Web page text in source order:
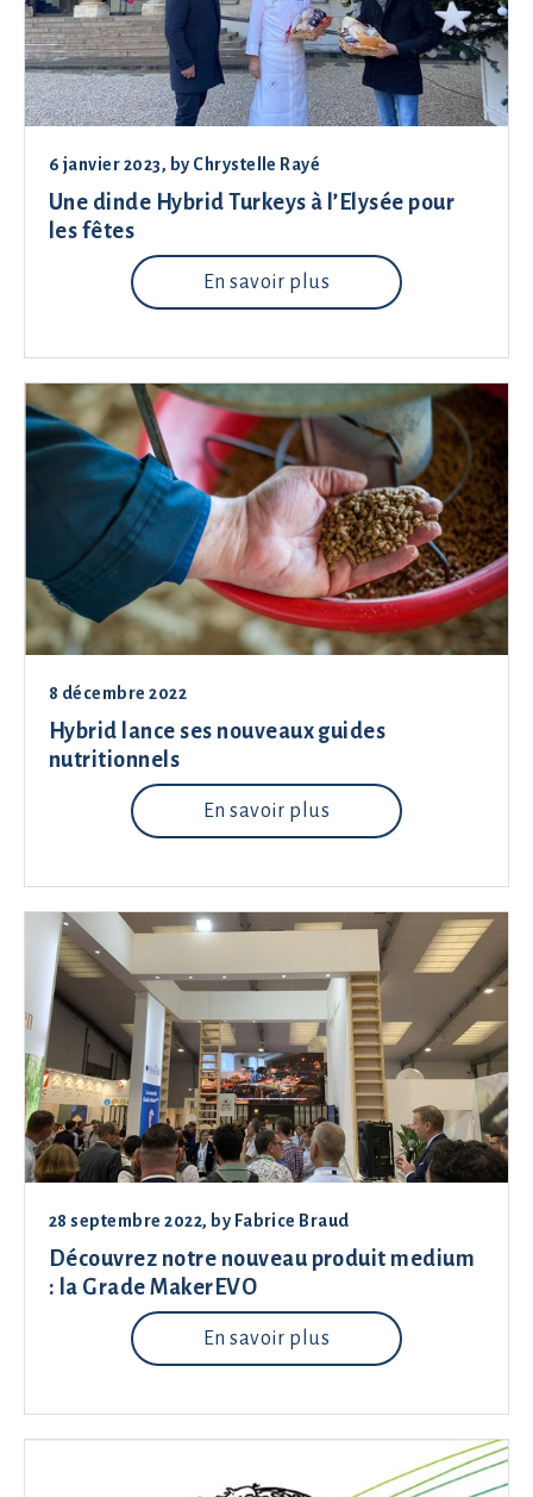
6 janvier 2023, by Chrystelle Rayé
Une dinde Hybrid Turkeys à l’Elysée pour
les fêtes
En savoir plus
8 décembre 2022
Hybrid lance ses nouveaux guides
nutritionnels
En savoir plus
28 septembre 2022, by Fabrice Braud
Découvrez notre nouveau produit medium
: la Grade MakerEVO
En savoir plus